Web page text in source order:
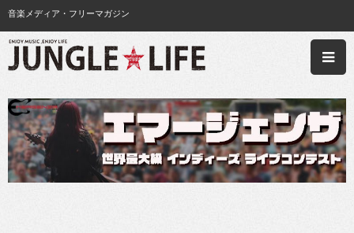
音楽メディア・フリーマガジン